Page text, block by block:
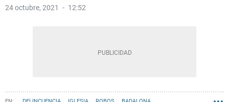
24 octubre, 2021 12:52